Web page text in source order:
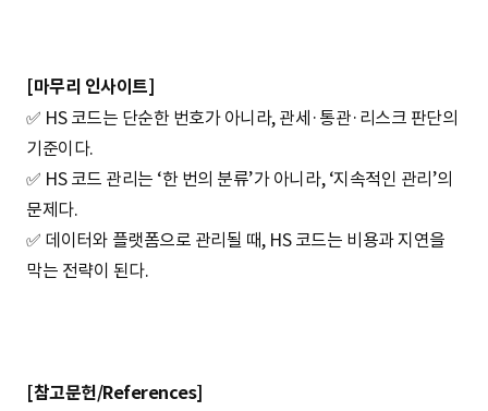
[마무리 인사이트]
✅ HS 코드는 단순한 번호가 아니라, 관세·통관·리스크 판단의
기준이다.
✅ HS 코드 관리는 ‘한 번의 분류’가 아니라, ‘지속적인 관리’의
문제다.
✅ 데이터와 플랫폼으로 관리될 때, HS 코드는 비용과 지연을
막는 전략이 된다.
[참고문헌/References]